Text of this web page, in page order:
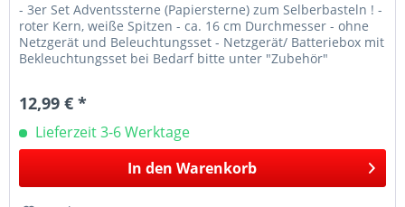
- 3er Set Adventssterne (Papiersterne) zum Selberbasteln ! -
roter Kern, weiße Spitzen - ca. 16 cm Durchmesser - ohne
Netzgerät und Beleuchtungsset - Netzgerät/ Batteriebox mit
Bekleuchtungsset bei Bedarf bitte unter "Zubehör"
12,99 € *
Lieferzeit 3-6 Werktage
In den Warenkorb